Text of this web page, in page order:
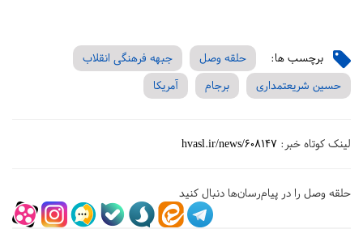
برچسب ها: حلقه وصل
جبهه فرهنگی انقلاب
حسین شریعتمداری
برجام آمریکا
لینک کوتاه خبر: hvasl.ir/news/608147
حلقه وصل را در پیام‌رسان‌ها دنبال کنید